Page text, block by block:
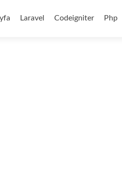
Laravel Codeigniter Php